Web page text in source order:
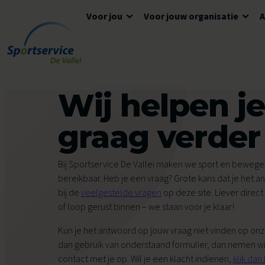
Ga naar de inhoud
Voor jou
Openingstijden
Tickets en reserveren
Tarieven
Ons aanbod voor jou
Zwemles
Voor kinderen
Voor jouw organisatie
Lokaal Sportakkoord
Meedoen
Voor scholen
Avond4Daagse
Algemene voorwaarden
Tarieven
Veelgestelde vragen
Wij helpen je
graag verder
Bij Sportservice De Vallei maken we sport en
bereikbaar. Heb je een vraag? Grote kans dat je het
bij deveelgestelde vragen op deze site. Liever
of loop gerust binnen – we staan voor je klaar!
Kun je het antwoord op jouw vraag niet vinden op
dan gebruik van onderstaand formulier, dan nemen
contact met je op. Wil je een klacht indienen, klik dan